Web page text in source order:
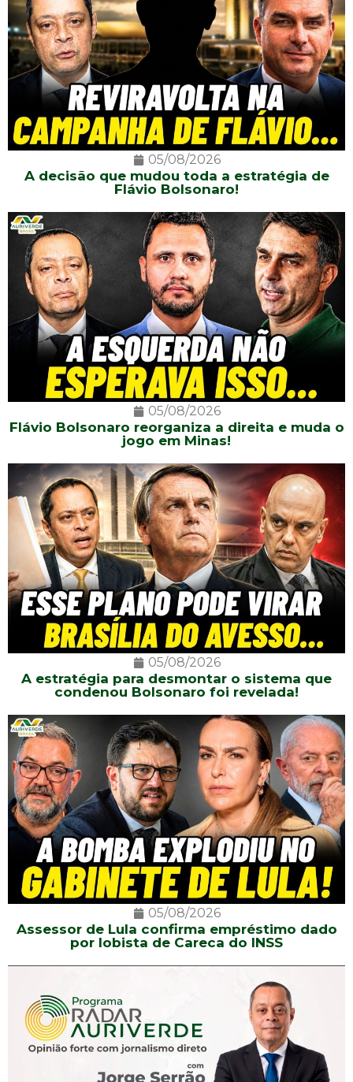
05/08/2026
A decisão que mudou toda a estratégia de
Flávio Bolsonaro!
05/08/2026
Flávio Bolsonaro reorganiza a direita e muda o
jogo em Minas!
05/08/2026
A estratégia para desmontar o sistema que
condenou Bolsonaro foi revelada!
05/08/2026
Assessor de Lula confirma empréstimo dado
por lobista de Careca do INSS